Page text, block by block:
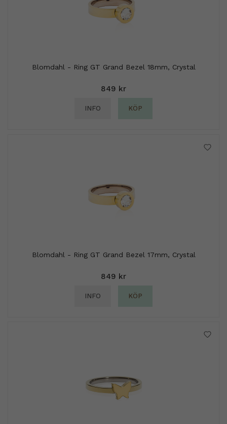
Blomdahl - Ring GT Grand Bezel 18mm, Crystal
849 kr
INFO KÖP
Blomdahl - Ring GT Grand Bezel 17mm, Crystal
849 kr
INFO KÖP